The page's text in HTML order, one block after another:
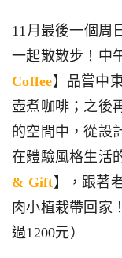
11月最後一個周
一起散散步！中
Coffee】品嘗中
壺煮咖啡；之後
的空間中，從設
在體驗風格生活
& Gift】，跟著
肉小植栽帶回家
過1200元）